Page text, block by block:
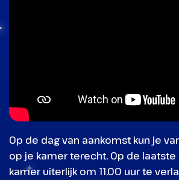
Op de dag van aankomst kun je
op je kamer terecht. Op de
kamer uiterlijk om 11.00 uur te